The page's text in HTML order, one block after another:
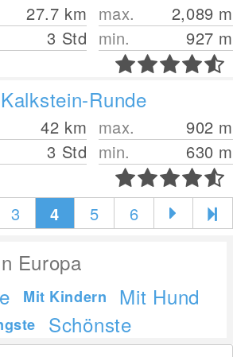
27.7 km
3 Std
max. 2,089 m
min.
927 m
Runde
42 km
3 Std
max. 902 m
min.
630 m
3 4 5 6
Europa
Mit Kindern Mit Hund
Schönste